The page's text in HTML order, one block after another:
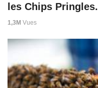
les Chips Pringles.
1,3M Vues